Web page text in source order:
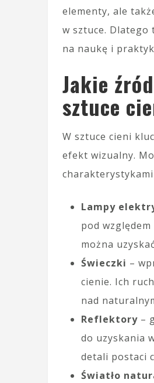
elementy, ale
w sztuce. Dlatego
na naukę i
Jakie
sztuce
W sztuce cieni
efekt wizualny.
Lampy
pod
można
Świeczki –
cienie. Ich
nad
Reflektory –
do uzyskania
detali postaci
Światło